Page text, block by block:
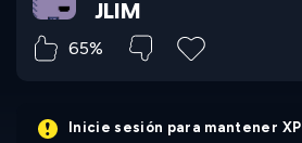
JLIM
65%
Inicie sesión para mantener XP